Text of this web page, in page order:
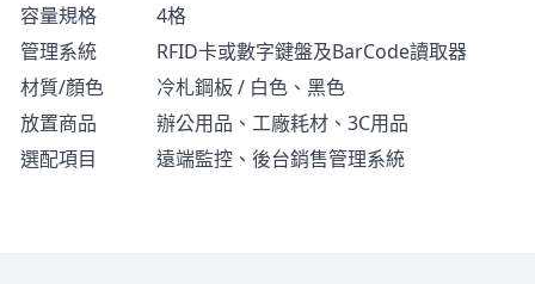
容量規格
4格
管理系統
RFID卡或數字鍵盤及BarCode讀取器
材質/顏色
冷札鋼板 / 白色、黑色
放置商品
辦公用品、工廠耗材、3C用品
選配項目
遠端監控、後台銷售管理系統